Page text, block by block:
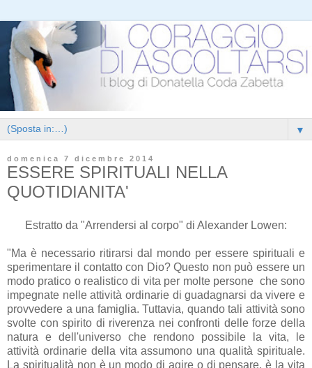
▼
domenica 7 dicembre 2014
ESSERE SPIRITUALI NELLA
QUOTIDIANITA'
Estratto da "Arrendersi al corpo" di Alexander Lowen:
"Ma è necessario ritirarsi dal mondo per essere spirituali e
sperimentare il contatto con Dio? Questo non può essere un
modo pratico o realistico di vita per molte persone che sono
impegnate nelle attività ordinarie di guadagnarsi da vivere e
provvedere a una famiglia. Tuttavia, quando tali attività sono
svolte con spirito di riverenza nei confronti delle forze della
natura e dell'universo che rendono possibile la vita, le
attività ordinarie della vita assumono una qualità spirituale.
La spiritualità non è un modo di agire o di pensare, è la vita